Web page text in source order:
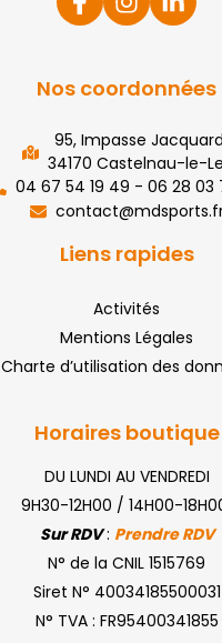
Nos coordonnées
95, Impasse Jacquard
34170 Castelnau-le-
04 67 54 19 49 - 06 28 03
Liens rapides
Activités
Mentions Légales
Charte d’utilisation des
Horaires boutique
DU LUNDI AU VENDREDI
9H30-12H00 / 14H00-
Sur RDV: Prendre RDV
N° de la CNIL 1515769
Siret N° 40034185500031
N° TVA : FR95400341855